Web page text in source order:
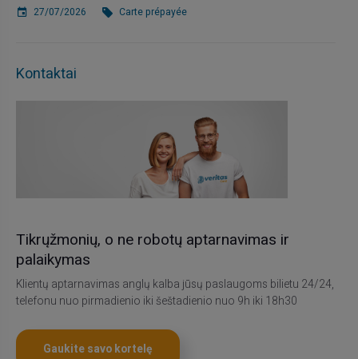
27/07/2026 Carte prépayée
Kontaktai
Tikrųžmonių, o ne robotų aptarnavimas ir
palaikymas
Klientų aptarnavimas anglų kalba jūsų paslaugoms bilietu 24/24,
telefonu nuo pirmadienio iki šeštadienio nuo 9h iki 18h30
Gaukite savo kortelę